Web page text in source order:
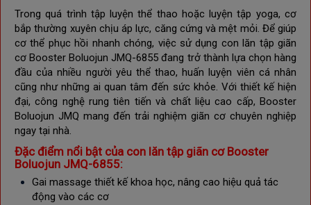
Trong quá trình tập luyện thể thao hoặc luyện tập yoga, cơ
bắp thường xuyên chịu áp lực, căng cứng và mệt mỏi. Để giúp
cơ thể phục hồi nhanh chóng, việc sử dụng con lăn tập giãn
cơ Booster Boluojun JMQ-6855 đang trở thành lựa chọn hàng
đầu của nhiều người yêu thể thao, huấn luyện viên cá nhân
cũng như những ai quan tâm đến sức khỏe. Với thiết kế hiện
đại, công nghệ rung tiên tiến và chất liệu cao cấp, Booster
Boluojun JMQ mang đến trải nghiệm giãn cơ chuyên nghiệp
ngay tại nhà.
Đặc điểm nổi bật của con lăn tập giãn cơ Booster
Boluojun JMQ-6855:
Gai massage thiết kế khoa học, nâng cao hiệu quả tác
động vào các cơ